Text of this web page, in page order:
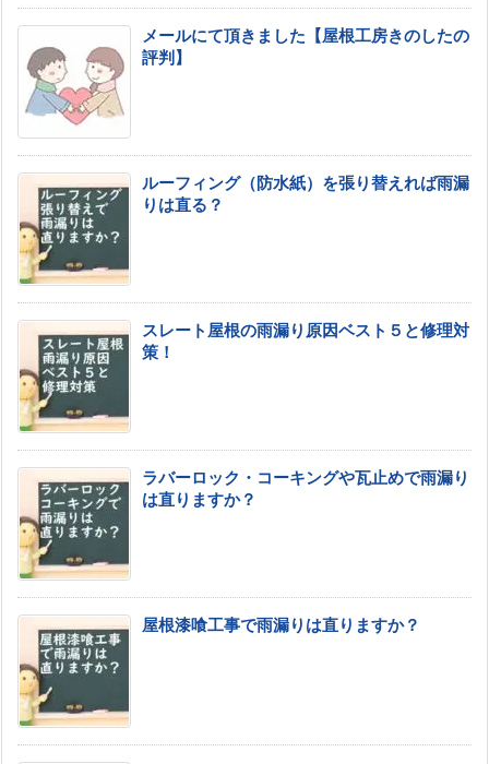
メールにて頂きました【屋根工房きのしたの
評判】
ルーフィング（防水紙）を張り替えれば雨漏
りは直る？
スレート屋根の雨漏り原因ベスト５と修理対
策！
ラバーロック・コーキングや瓦止めで雨漏り
は直りますか？
屋根漆喰工事で雨漏りは直りますか？